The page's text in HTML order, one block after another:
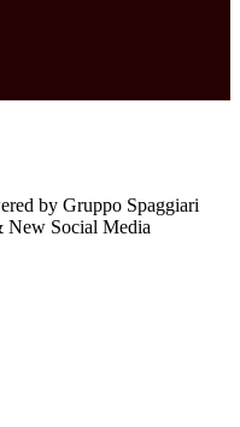
by Gruppo Spaggiari
New Social Media